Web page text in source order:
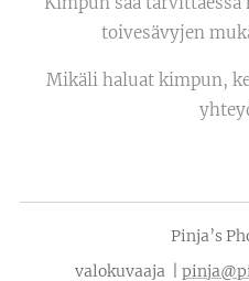
toivesävyjen
Mikäli haluat kimpun,
Pinja’s
valokuvaaja |